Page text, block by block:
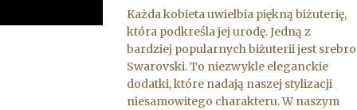
Każda kobieta uwielbia piękną biżuterię,
która podkreśla jej urodę. Jedną z
bardziej popularnych biżuterii jest srebro
Swarovski. To niezwykle eleganckie
dodatki, które nadają naszej stylizacji
niesamowitego charakteru. W naszym